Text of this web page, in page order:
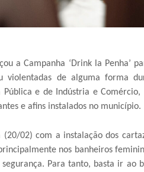
a Campanha ‘Drink la Penha’
violentadas de alguma forma
e de Indústria e
e afins instalados no município.
02) com a instalação dos
nos banheiros
Para tanto, basta ir ao